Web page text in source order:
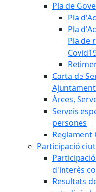
Pla de
Pla
Pla
Pla de
Carta de
Àrees,
Serveis
persones
Reglament
Participació
d'interès
Resultats